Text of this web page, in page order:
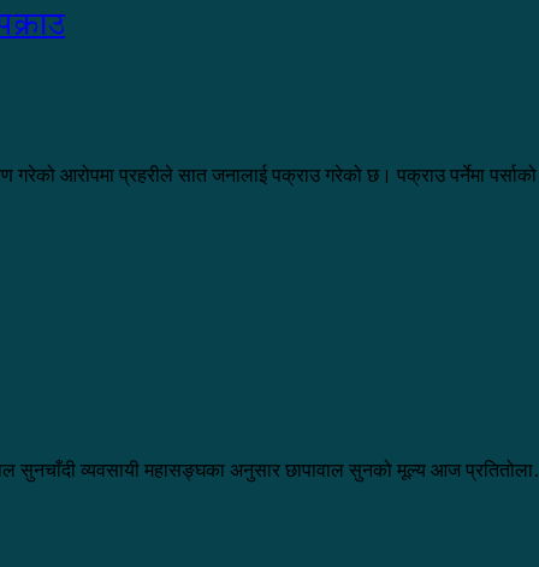
गरेको आरोपमा प्रहरीले सात जनालाई पक्राउ गरेको छ। पक्राउ पर्नेमा
सुनचाँदी व्यवसायी महासङ्घका अनुसार छापावाल सुनको मूल्य आज